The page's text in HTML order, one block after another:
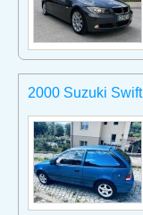
2000 Suzuki Swift